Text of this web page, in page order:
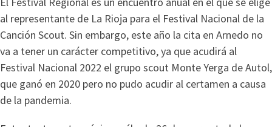
al representante de La Rioja para el Festival Nacional de la
Canción Scout. Sin embargo, este año la cita en Arnedo no
va a tener un carácter competitivo, ya que acudirá al
Festival Nacional 2022 el grupo scout Monte Yerga de Autol,
que ganó en 2020 pero no pudo acudir al certamen a causa
de la pandemia.